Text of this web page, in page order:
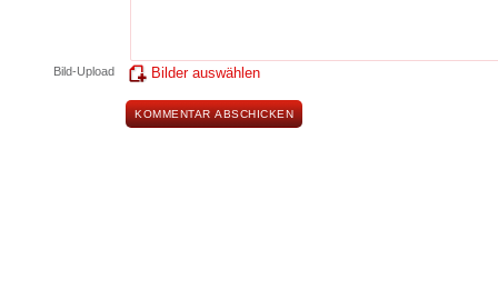
Bild-Upload Bilder auswählen